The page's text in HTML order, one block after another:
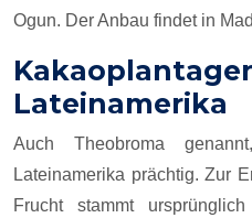
Ogun. Der Anbau findet in
Lateinamerika
Auch Theobroma
Lateinamerika prächtig. Zur
Frucht stammt